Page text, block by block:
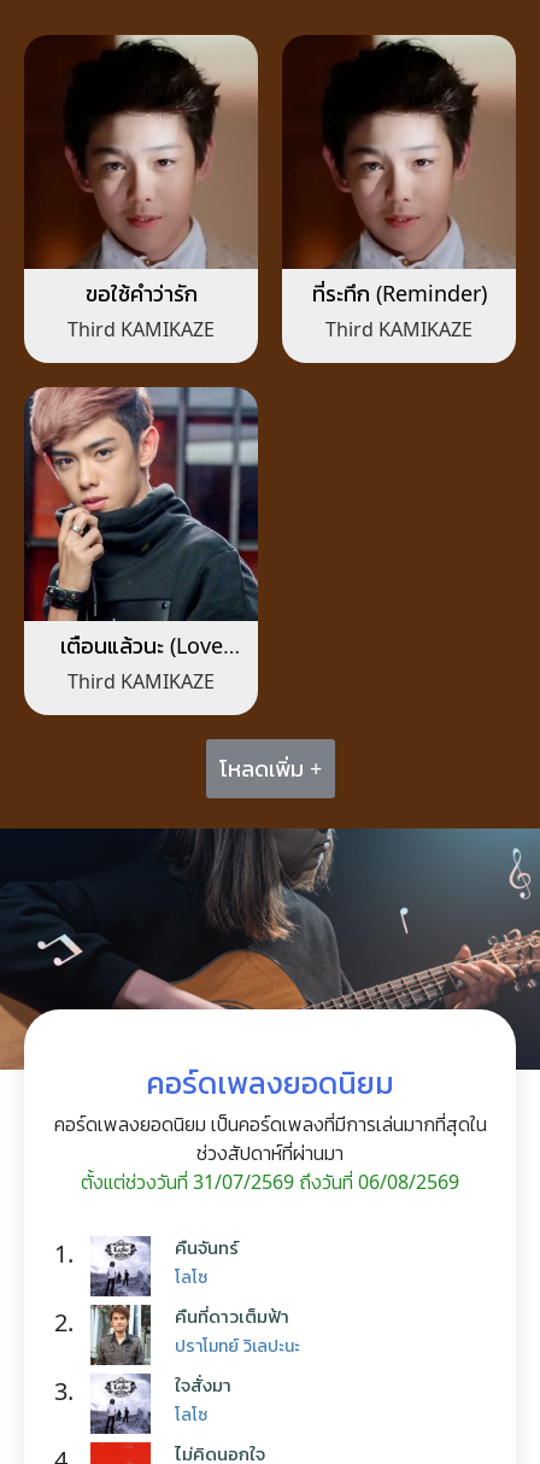
ขอใช้คำว่ารัก
Third KAMIKAZE
ที่ระทึก (Reminder)
Third KAMIKAZE
เตือนแล้วนะ (Love
Warning)
Third KAMIKAZE
โหลดเพิ่ม +
คอร์ดเพลงยอดนิยม
คอร์ดเพลงยอดนิยม เป็นคอร์ดเพลงที่มีการเล่นมากที่สุดใน
ช่วงสัปดาห์ที่ผ่านมา
ตั้งแต่ช่วงวันที่ 31/07/2569 ถึงวันที่ 06/08/2569
1. คืนจันทร์
โลโซ
2. คืนที่ดาวเต็มฟ้า
ปราโมทย์ วิเลปะนะ
3. ใจสั่งมา
โลโซ
ไม่คิดนอกใจ